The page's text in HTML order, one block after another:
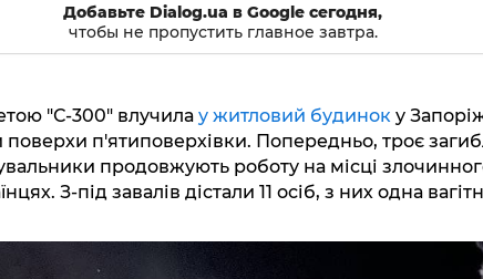
Добавьте Dialog.ua в Google сегодня,
чтобы не пропустить главное завтра.
"С-300" влучила у житловий будинок у
п'ятиповерхівки. Попередньо, троє
продовжують роботу на місці
З-під завалів дістали 11 осіб, з них одна